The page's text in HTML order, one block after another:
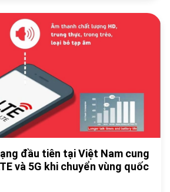
đầu tiên tại Việt Nam cung
và 5G khi chuyển vùng quốc